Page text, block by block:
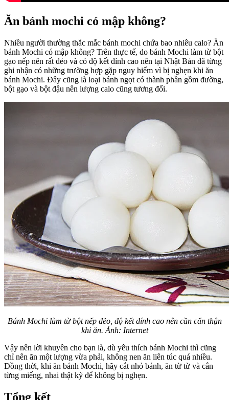
Ăn bánh mochi có mập không?
Nhiều người thường thắc mắc bánh mochi chứa bao nhiêu calo? Ăn
bánh Mochi có mập không? Trên thực tế, do bánh Mochi làm từ bột
gạo nếp nên rất dẻo và có độ kết dính cao nên tại Nhật Bản đã từng
ghi nhận có những trường hợp gặp nguy hiểm vì bị nghẹn khi ăn
bánh Mochi. Đây cũng là loại bánh ngọt có thành phần gồm đường,
bột gạo và bột đậu nên lượng calo cũng tương đối.
Bánh Mochi làm từ bột nếp dẻo, độ kết dính cao nên cần cẩn thận
khi ăn. Ảnh: Internet
Vậy nên lời khuyên cho bạn là, dù yêu thích bánh Mochi thì cũng
chỉ nên ăn một lượng vừa phải, không nen ăn liên túc quá nhiều.
Đồng thời, khi ăn bánh Mochi, hãy cắt nhỏ bánh, ăn từ từ và cắn
từng miếng, nhai thật kỹ để không bị nghẹn.
Tổng kết